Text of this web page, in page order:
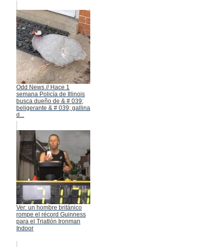
Odd News // Hace 1
semana Policía de Illinois
busca dueño de & # 039;
beligerante & # 039; gallina
d...
Ver: un hombre británico
rompe el récord Guinness
para el Triatlón Ironman
Indoor